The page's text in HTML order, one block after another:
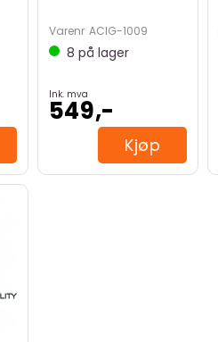
Varenr ACIG-1009
8 på lager
Ink. mva
549,-
Kjøp